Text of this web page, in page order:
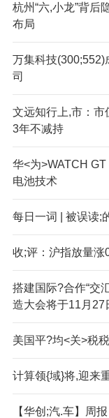
杭州“六,小龙”背后
布局
万集科技(300;552)
司
文远知行上,市：
3年不减持
华<为>WATCH
电池技术
每日一词 | 被误读;
收;评：沪指放量涨
搭建国际?合作“交
造大会将于11月27
美国平?均<关>税
计算领{域}将,迎来
【华创;汽.车】周